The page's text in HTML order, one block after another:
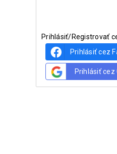
Prihlásiť/Registrovať
Prihlásiť cez
Prihlásiť cez